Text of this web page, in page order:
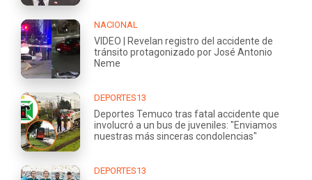
NACIONAL
VIDEO | Revelan registro del accidente de
tránsito protagonizado por José Antonio
Neme
DEPORTES13
Deportes Temuco tras fatal accidente que
involucró a un bus de juveniles: "Enviamos
nuestras más sinceras condolencias"
DEPORTES13